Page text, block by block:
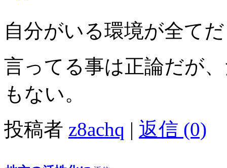
自分がいる環境が全て
言ってる事は正論だが
もない。
投稿者 z8achq | 返信 (0)